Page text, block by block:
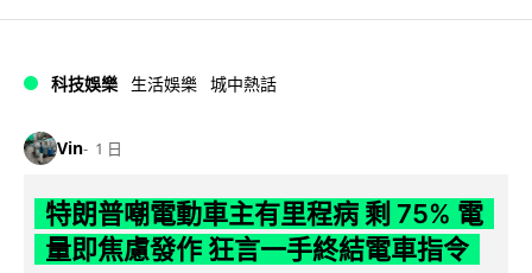
科技娛樂 生活娛樂 城中熱話
Vin 1 日
特朗普嘲電動車主有里程病 剩 75% 電
量即焦慮發作 狂言一手終結電車指令